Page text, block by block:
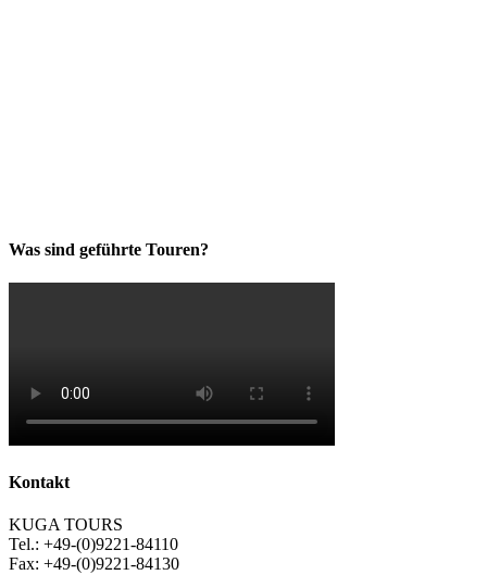
Was sind geführte Touren?
Kontakt
KUGA TOURS
Tel.: +49-(0)9221-84110
Fax: +49-(0)9221-84130